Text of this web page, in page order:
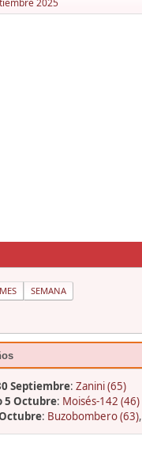
MES SEMANA
Septiembre: Zanini (65)
5 Octubre: Moisés-142 (46)
: Buzobombero (63),